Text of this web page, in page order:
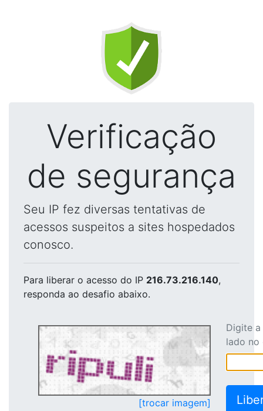
Verificação
de segurança
Seu IP fez diversas tentativas de
acessos suspeitos a sites hospedados
conosco.
Para liberar o acesso do IP 216.73.216.140,
responda ao desafio abaixo.
[trocar imagem]
Digite
lado no